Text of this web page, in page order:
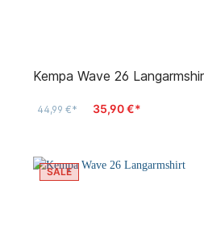
Kempa Wave 26
44,99 €* 35,90 €*
SALE